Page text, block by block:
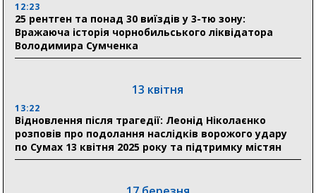
31 липня
17:52
«Укрексімбанк» припиняє виплату пенсій: у
Пенсійному фонді Сумщини пояснили, що робити
людям
Артем Кобзар вручив родинам 20 полеглих Героїв
12:23
25 рентген та понад 30 виїздів у 3-тю зону:
Вражаюча історія чорнобильського ліквідатора
Володимира Сумченка
13 квітня
13:22
Відновлення після трагедії: Леонід Ніколаєнко
розповів про подолання наслідків ворожого удару
по Сумах 13 квітня 2025 року та підтримку містян